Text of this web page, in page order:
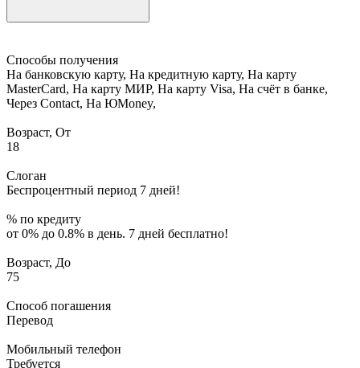
Способы получения
На банковскую карту, На кредитную карту, На карту
MasterCard, На карту МИР, На карту Visa, На счёт в банке,
Через Contact, На ЮMoney,
Возраст, От
18
Слоган
Беспроцентный период 7 дней!
% по кредиту
от 0% до 0.8% в день. 7 дней бесплатно!
Возраст, До
75
Способ погашения
Перевод
Мобильный телефон
Требуется